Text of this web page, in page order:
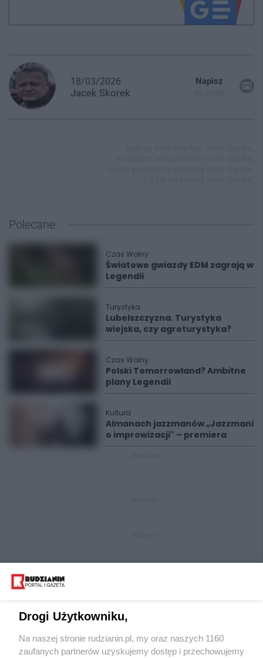
18/03/2026
Jacek Skorek
Napisz
Polecane
Czas Wolny
Światowe gwiazdy EDM zagrają w
Legendii
Turystyka
Lubelszczyzna. Turystyka
wiejska, czy agroturystyka?
Czas Wolny
Polski Tomorrowland? Ambitne
plany Legendii
Kultura
Almanach jazzmanów „Jazzmani
o improwizacji" – premiera
Wydawca mediów lokalnych
Drogi Użytkowniku,
Na naszej stronie rudzianin.pl, my oraz naszych 1160
zaufanych partnerów uzyskujemy dostęp i przechowujemy